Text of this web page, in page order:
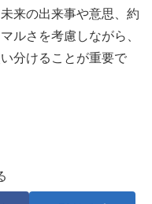
来の出来事や意思、約
ルさを考慮しながら、
分けることが重要で